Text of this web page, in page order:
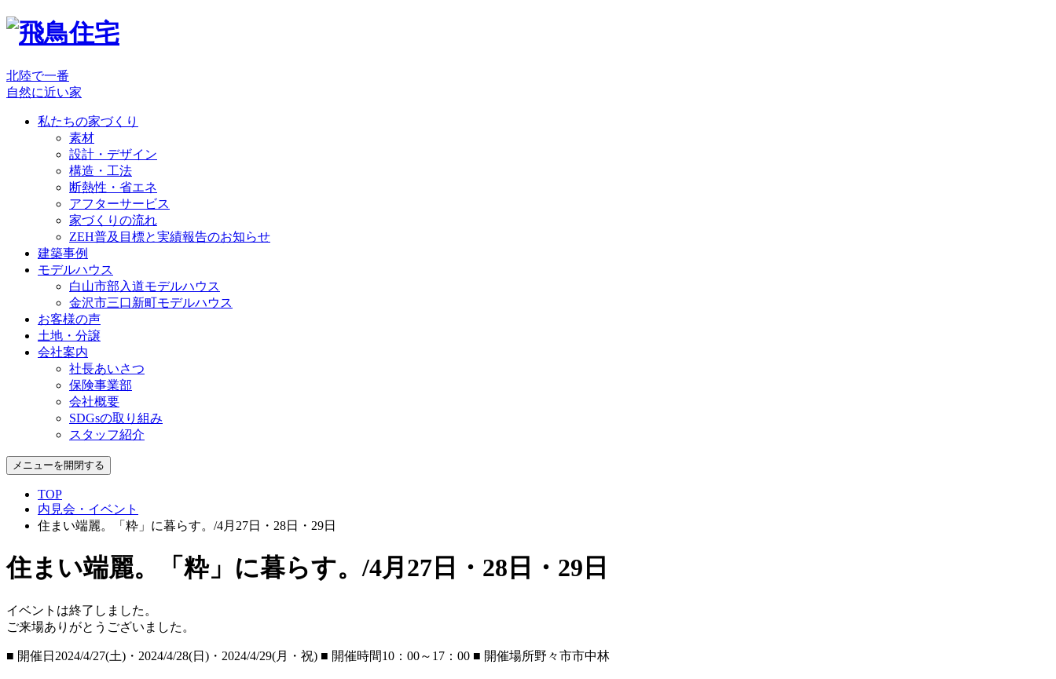
北陸で一番
自然に近い家
私たちの家づくり
素材
設計・デザイン
構造・工法
断熱性・省エネ
アフターサービス
家づくりの流れ
ZEH普及目標と実績報告のお知らせ
建築事例
モデルハウス
白山市部入道モデルハウス
金沢市三口新町モデルハウス
お客様の声
土地・分譲
会社案内
社長あいさつ
保険事業部
会社概要
SDGsの取り組み
スタッフ紹介
メニューを開閉する
TOP
内見会・イベント
住まい端麗。「粋」に暮らす。/4月27日・28日・29日
住まい端麗。「粋」に暮らす。/4月27日・28日・29日
イベントは終了しました。
ご来場ありがとうございました。
■ 開催⽇ 2024/4/27(土)・2024/4/28(日)・2024/4/29(月・祝) ■ 開催時間10：00～17：00 ■ 開催場所野々市市中林